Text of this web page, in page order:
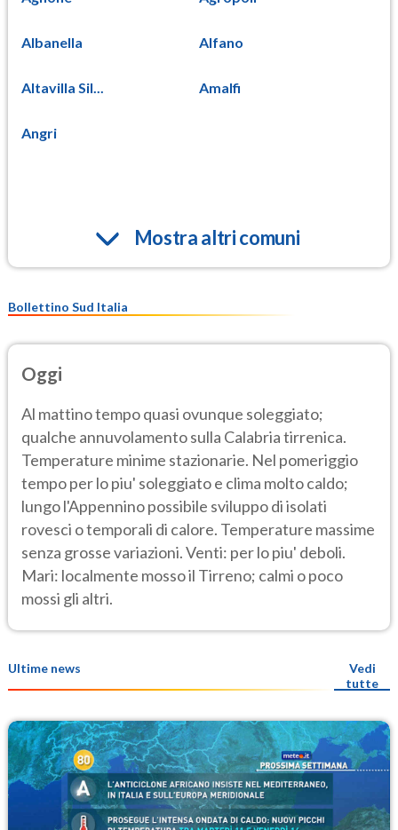
Albanella Alfano
Altavilla Sil... Amalfi
Angri
Mostra altri comuni
Bollettino Sud Italia
Oggi
Al mattino tempo quasi ovunque soleggiato;
qualche annuvolamento sulla Calabria tirrenica.
Temperature minime stazionarie. Nel pomeriggio
tempo per lo piu' soleggiato e clima molto caldo;
lungo l'Appennino possibile sviluppo di isolati
rovesci o temporali di calore. Temperature massime
senza grosse variazioni. Venti: per lo piu' deboli.
Mari: localmente mosso il Tirreno; calmi o poco
mossi gli altri.
Ultime news
Vedi
tutte